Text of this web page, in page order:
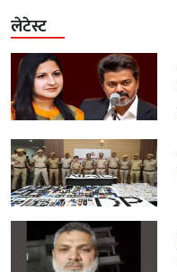
लेटेस्ट